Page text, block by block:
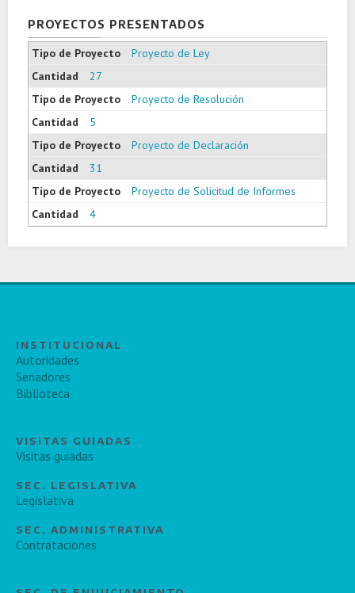
PROYECTOS PRESENTADOS
Proyecto de Ley
27
Proyecto de Resolución
5
Proyecto de Declaración
31
Proyecto de Solicitud de Informes
4
INSTITUCIONAL
Autoridades
Senadores
Biblioteca
VISITAS GUIADAS
Visitas guiadas
SEC. LEGISLATIVA
Legislativa
SEC. ADMINISTRATIVA
Contrataciones